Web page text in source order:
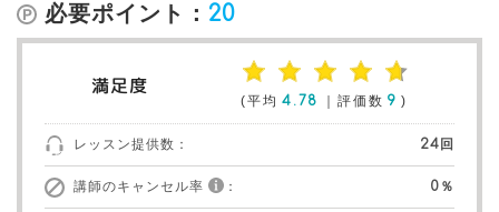
必要ポイント： 20
満足度
(平均 4.78 ｜評価数 9 )
レッスン提供数： 24回
講師のキャンセル率 ： 0％